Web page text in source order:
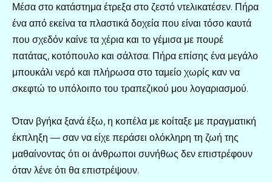
Μέσα στο κατάστημα έτρεξα στο ζεστό ντελικατέσεν. Πήρα
ένα από εκείνα τα πλαστικά δοχεία που είναι τόσο καυτά
που σχεδόν καίνε τα χέρια και το γέμισα με πουρέ
πατάτας, κοτόπουλο και σάλτσα. Πήρα επίσης ένα μεγάλο
μπουκάλι νερό και πλήρωσα στο ταμείο χωρίς καν να
σκεφτώ το υπόλοιπο του τραπεζικού μου λογαριασμού.
Όταν βγήκα ξανά έξω, η κοπέλα με κοίταξε με πραγματική
έκπληξη — σαν να είχε περάσει ολόκληρη τη ζωή της
μαθαίνοντας ότι οι άνθρωποι συνήθως δεν επιστρέφουν
όταν λένε ότι θα επιστρέψουν.